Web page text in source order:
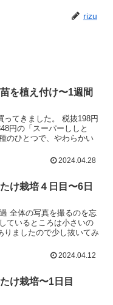
rizu
を植え付け〜1週間
ってきました。 税抜198円
円の「スーパーししと
のひとつで、やわらかい
2024.04.28
け栽培４日目〜6日
全体の写真を撮るのを忘
ているところは小さいの
りましたので少し抜いてみ
2024.04.12
け栽培〜1日目